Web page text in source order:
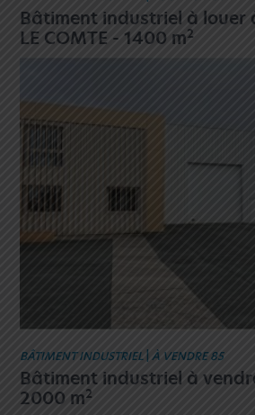
Bâtiment industriel à louer
LE COMTE - 1400 m2
BÂTIMENT INDUSTRIEL À VENDRE 85
Bâtiment industriel à
2000 m2